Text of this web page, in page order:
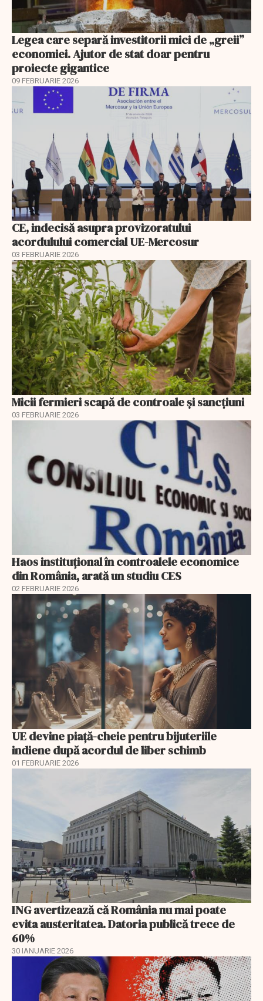
Legea care separă investitorii mici de „greii”
economiei. Ajutor de stat doar pentru
proiecte gigantice
09 FEBRUARIE 2026
CE, indecisă asupra provizoratului
acordulului comercial UE-Mercosur
03 FEBRUARIE 2026
Micii fermieri scapă de controale și sancțiuni
03 FEBRUARIE 2026
Haos instituțional în controalele economice
din România, arată un studiu CES
02 FEBRUARIE 2026
UE devine piață-cheie pentru bijuteriile
indiene după acordul de liber schimb
01 FEBRUARIE 2026
ING avertizează că România nu mai poate
evita austeritatea. Datoria publică trece de
60%
30 IANUARIE 2026